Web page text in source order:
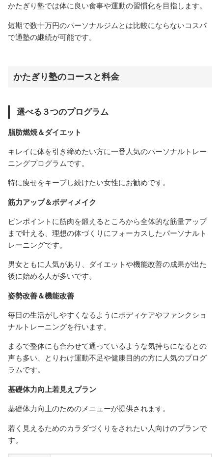
かたぎり塾では体に良い食事や運動の習慣化を目指します。
短期で数十万円のパーソナルジムとは比較にならないコスパ
で通塾の継続が可能です。
かたぎり塾のコースと料金
選べる３つのプログラム
脂肪燃焼＆ダイエット
キレイに体を引き締めたい方に一番人気のパーソナルトレー
ニングプログラムです。
特に痩せをキープし続けたい女性にお勧めです。
筋力アップ＆ボディメイク
ピンポイントに筋肉を鍛えるところから全体的な筋量アップ
まで叶える、理想の体づくりにフォーカスしたパーソナルト
レーニングです。
男女ともに人気があり、ダイエットや機能改善の成果が出た
後に始める人が多いです。
姿勢改善＆機能改善
毎日の生活がしやすくなるようにボディケアやファンクショ
ナルトレーニングを行います。
まるで整体にも合わせて通っているような気持ちになるとの
声も多い、とりわけ運動不足や健康目的の方に人気のプログ
ラムです。
基礎体力向上若見えプラン
基礎体力向上のためのメニューが提供されます。
若く見えるためのカラダづくりをされたい人向けのプランで
す。